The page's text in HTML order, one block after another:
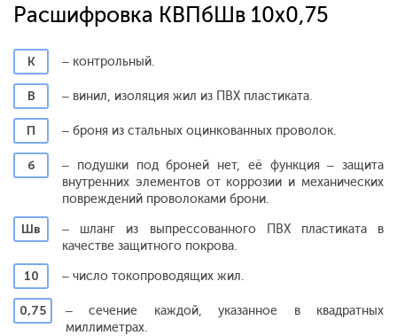
Расшифровка КВПбШв 10х0,75
К – контрольный.
В – винил, изоляция жил из ПВХ пластиката.
П – броня из стальных оцинкованных проволок.
б
– подушки под броней нет, её функция – защита
внутренних элементов от коррозии и механических
повреждений проволоками брони.
Шв
– шланг из выпрессованного ПВХ пластиката в
качестве защитного покрова.
10
– число токопроводящих жил.
0,75
– сечение каждой, указанное в квадратных
миллиметрах.